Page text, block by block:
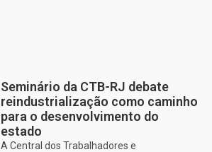
Seminário da CTB-RJ debate
reindustrialização como caminho
para o desenvolvimento do
estado
A Central dos Trabalhadores e